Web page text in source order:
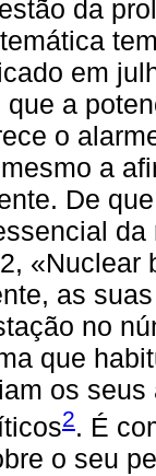
da
em
que a
o
a
De
as
no
que
os
2. É
o seu